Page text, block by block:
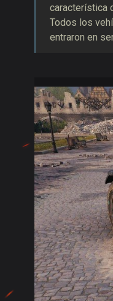
característica
Todos los
entraron en